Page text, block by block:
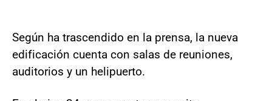
Según ha trascendido en la prensa, la nueva
edificación cuenta con salas de reuniones,
auditorios y un helipuerto.